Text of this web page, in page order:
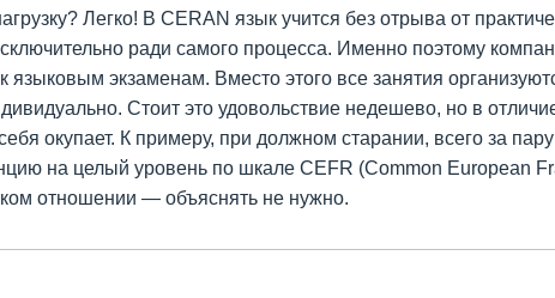
Легко! В CERAN язык учится без отрыва от
ради самого процесса. Именно поэтому
языковым экзаменам. Вместо этого все занятия
Стоит это удовольствие недешево, но в
окупает. К примеру, при должном старании, всего за
на целый уровень по шкале CEFR (Common European
отношении — объяснять не нужно.